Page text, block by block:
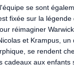
se sont
fixée sur la légende
réimaginer
et Krampus,
se rendent
cadeaux aux enfants